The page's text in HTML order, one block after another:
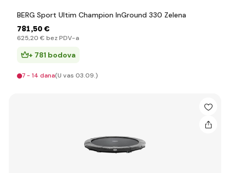
BERG Sport Ultim Champion InGround 330 Zelena
781,50 €
625,20 € bez PDV-a
+ 781 bodova
7 - 14 dana(U vas 03.09.)